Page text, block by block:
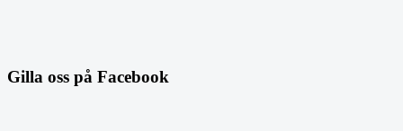
Gilla oss på Facebook